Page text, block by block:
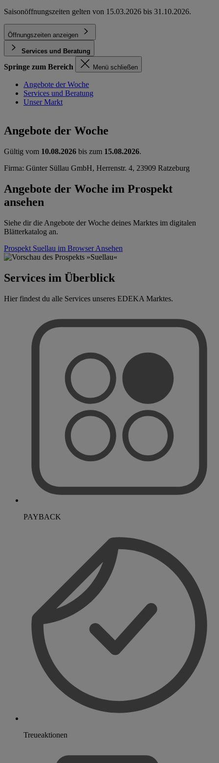
Saisonöffnungszeiten gelten von 15.03.2026 bis 31.10.2026.
Öffnungszeiten anzeigen
Services und Beratung
Springe zum Bereich Menü schließen
Angebote der Woche
Services und Beratung
Unser Markt
Angebote der Woche
Gültig vom 10.08.2026 bis zum 15.08.2026.
Firma: Günter Süllau GmbH, Herrenstr. 4, 23909 Ratzeburg
Angebote der Woche im Prospekt
ansehen
Siehe dir die Angebote der Woche deines Marktes im digitalen
Blätterkatalog an.
Prospekt Suellau im BrowserAnsehen
Services im Überblick
Hier findest du alle Services unseres EDEKA Marktes.
PAYBACK
Treueaktionen